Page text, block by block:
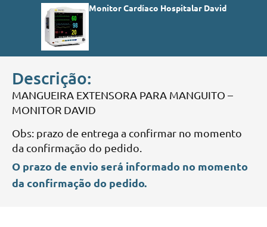
Monitor Cardíaco Hospitalar David
Descrição:
MANGUEIRA EXTENSORA PARA MANGUITO –
MONITOR DAVID
Obs: prazo de entrega a confirmar no momento
da confirmação do pedido.
O prazo de envio será informado no momento
da confirmação do pedido.